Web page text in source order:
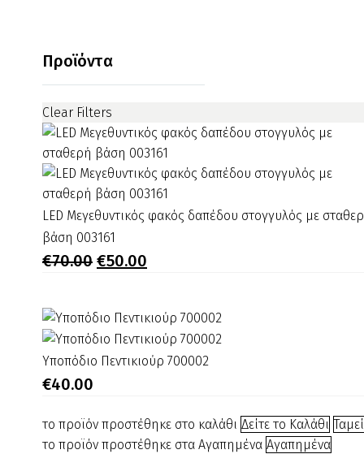
Προϊόντα
Clear Filters
LED
Μεγεθυντικός
φακός
με
σταθερή
βάση
003161
LED Μεγεθυντικός φακός δαπέδου στογγυλός με
βάση 003161
€70.00 Original
€70.00.
€50.00
είναι:
€50.00.
Υποπόδιο
Πεντικιούρ
Υποπόδιο Πεντικιούρ 700002
€40.00
το προϊόν προστέθηκε στο καλάθι Δείτε το Καλάθι
το προϊόν προστέθηκε στα Αγαπημένα Αγαπημένα